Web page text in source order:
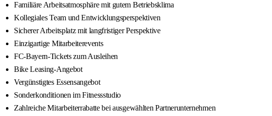
Familiäre Arbeitsatmosphäre mit gutem Betriebsklima
Kollegiales Team und Entwicklungsperspektiven
Sicherer Arbeitsplatz mit langfristiger Perspektive
Einzigartige Mitarbeiterevents
FC-Bayern-Tickets zum Ausleihen
Bike Leasing-Angebot
Vergünstigtes Essensangebot
Sonderkonditionen im Fitnessstudio
Zahlreiche Mitarbeiterrabatte bei ausgewählten Partnerunternehmen